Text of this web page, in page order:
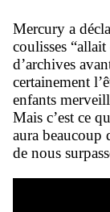
Mercury a
coulisses
d’archives
certainement
enfants
Mais c’est ce
aura beaucoup
de nous